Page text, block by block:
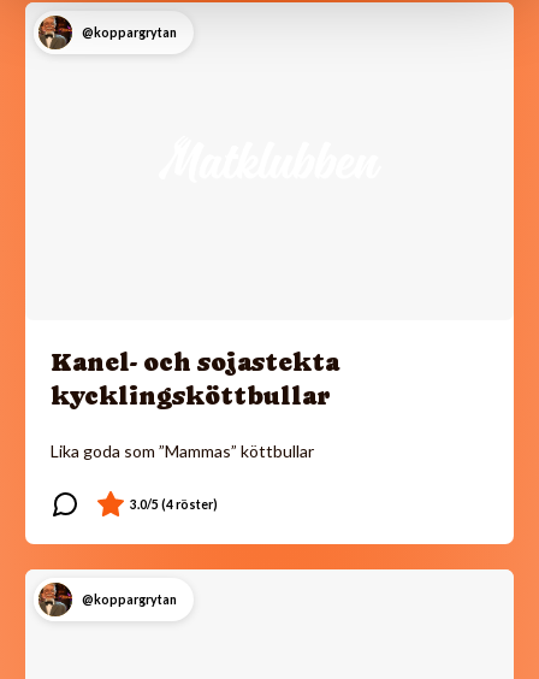
@koppargrytan
Kanel- och sojastekta
kycklingsköttbullar
Lika goda som ”Mammas” köttbullar
@koppargrytan